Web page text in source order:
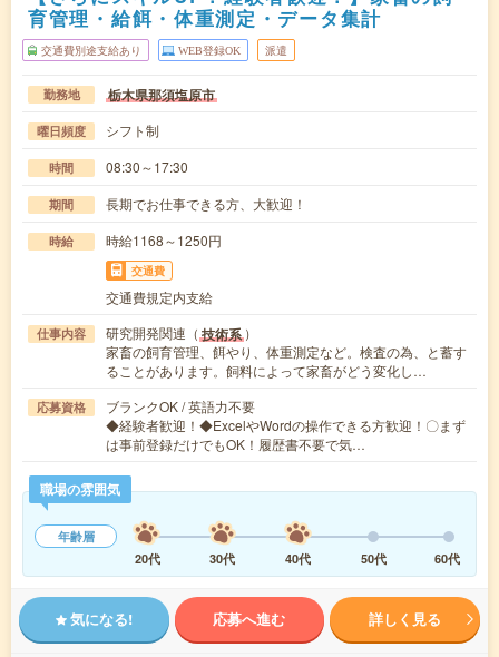
育管理・給餌・体重測定・データ集計
交通費別途支給あり WEB登録OK 派遣
勤務地 栃木県那須塩原市
曜日頻度 シフト制
時間 08:30～17:30
期間 長期でお仕事できる方、大歓迎！
時給 時給1168～1250円
交通費
交通費規定内支給
仕事内容 研究開発関連（ 技術系 ）
家畜の飼育管理、餌やり、体重測定など。検査の為、と蓄す
ることがあります。飼料によって家畜がどう変化し…
応募資格
ブランクOK / 英語力不要
◆経験者歓迎！◆ExcelやWordの操作できる方歓迎！〇まず
は事前登録だけでもOK！履歴書不要で気…
職場の雰囲気
年齢層
20代
30代 40代 50代 60代
気になる! 応募へ進む 詳しく見る